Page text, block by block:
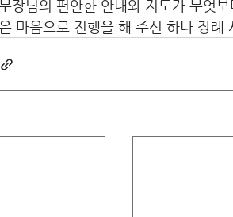
장님의 편안한 안내와 지도가 무엇보
마음으로 진행을 해 주신 하나 장례